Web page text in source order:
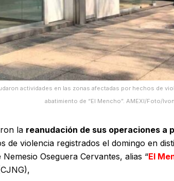
actividades en las zonas afectadas por hechos de
abatimiento de “El Mencho”. AMEXI/Foto/
la reanudación de sus operaciones a
de violencia registrados el domingo en
Oseguera Cervantes, alias “El